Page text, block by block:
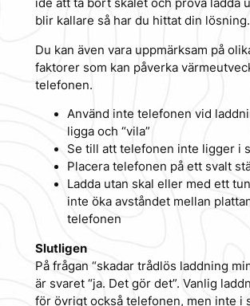
idé att ta bort skalet och prova ladda
blir kallare så har du hittat din lösning.
Du kan även vara uppmärksam på
faktorer som kan påverka
telefonen.
Använd inte telefonen vid
ligga och “vila”
Se till att telefonen inte ligger i
Placera telefonen på ett svalt
Ladda utan skal eller med ett
inte öka avståndet mellan
telefonen
Slutligen
På frågan “skadar trådlös laddning
är svaret “ja. Det gör det”. Vanlig
för övrigt också telefonen, men inte i